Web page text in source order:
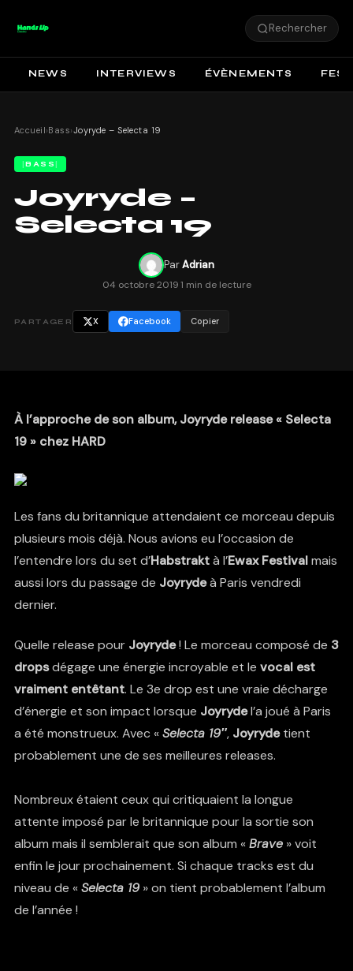
Rechercher
NEWS INTERVIEWS ÉVÈNEMENTS
Accueil›Bass›Joyryde – Selecta 19
BASS
Joyryde –
Selecta 19
ParAdrian
04 octobre 20191 min de lecture
PARTAGER X Facebook Copier
À l’approche de son album, Joyryde release « Selecta
19 » chez HARD
Les fans du britannique attendaient ce morceau depuis
plusieurs mois déjà. Nous avions eu l’occasion de
l’entendre lors du set d’Habstraktà l’Ewax Festivalmais
aussi lors du passage de Joyrydeà Paris vendredi
dernier.
Quelle release pour Joyryde! Le morceau composé de 3
dropsdégage une énergie incroyable et le vocal est
vraiment entêtant. Le 3e drop est une vraie décharge
d’énergie et son impact lorsque Joyrydel’a joué à Paris
a été monstrueux. Avec «Selecta 19″, Joyrydetient
probablement une de ses meilleures releases.
Nombreux étaient ceux qui critiquaient la longue
attente imposé par le britannique pour la sortie son
album mais il semblerait que son album «Brave» voit
enfin le jour prochainement. Si chaque tracks est du
niveau de «Selecta 19» on tient probablement l’album
de l’année !